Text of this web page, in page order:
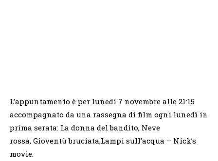
L’appuntamento è per lunedì 7 novembre alle 21:15
accompagnato da una rassegna di film ogni lunedì in
prima serata: La donna del bandito, Neve
rossa, Gioventù bruciata,Lampi sull’acqua – Nick’s
movie.